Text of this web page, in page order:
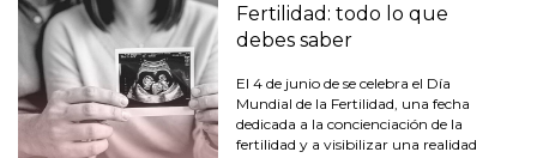
Fertilidad: todo lo que
debes saber
El 4 de junio de se celebra el Día
Mundial de la Fertilidad, una fecha
dedicada a la concienciación de la
fertilidad y a visibilizar una realidad